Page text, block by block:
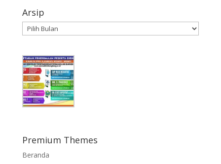
Arsip
Arsip
Premium Themes
Beranda